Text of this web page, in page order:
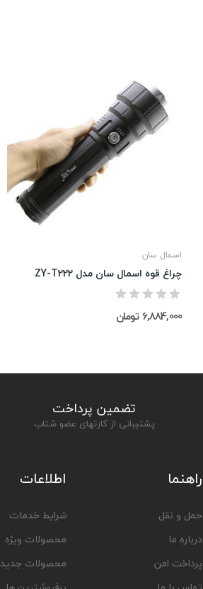
اسمال سان
چراغ قوه اسمال سان مدل ZY-T222
6,884,000 تومان
تضمین پرداخت
پشتیبانی از کارتهای عضو شتاب
راهنما
حمل و نقل
درباره ما
پرداخت امن
اطلاعات
شرایط خدمات
محصولات ویژه
محصولات جدید